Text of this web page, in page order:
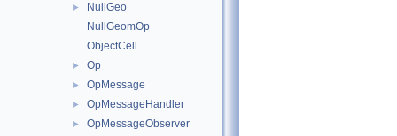
►
NullGeo
NullGeomOp
ObjectCell
► Op
► OpMessage
► OpMessageHandler
►
OpMessageObserver